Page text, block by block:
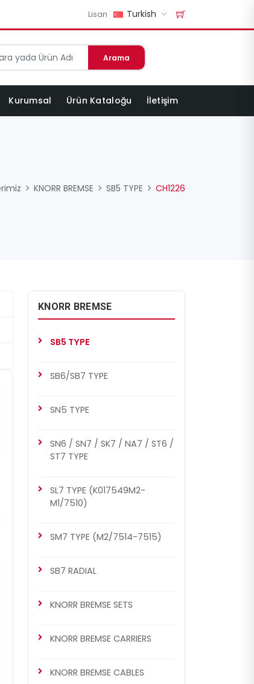
Lisan Turkish
Arama
Kurumsal Ürün Kataloğu İletişim
KNORR BREMSE SB5 TYPE CH1226
KNORR BREMSE
SB5 TYPE
SB6/SB7 TYPE
SN5 TYPE
SN6 / SN7 / SK7 / NA7 / ST6 /
ST7 TYPE
SL7 TYPE (K017549M2-
M1/7510)
SM7 TYPE (M2/7514-7515)
SB7 RADIAL
KNORR BREMSE SETS
KNORR BREMSE CARRIERS
KNORR BREMSE CABLES